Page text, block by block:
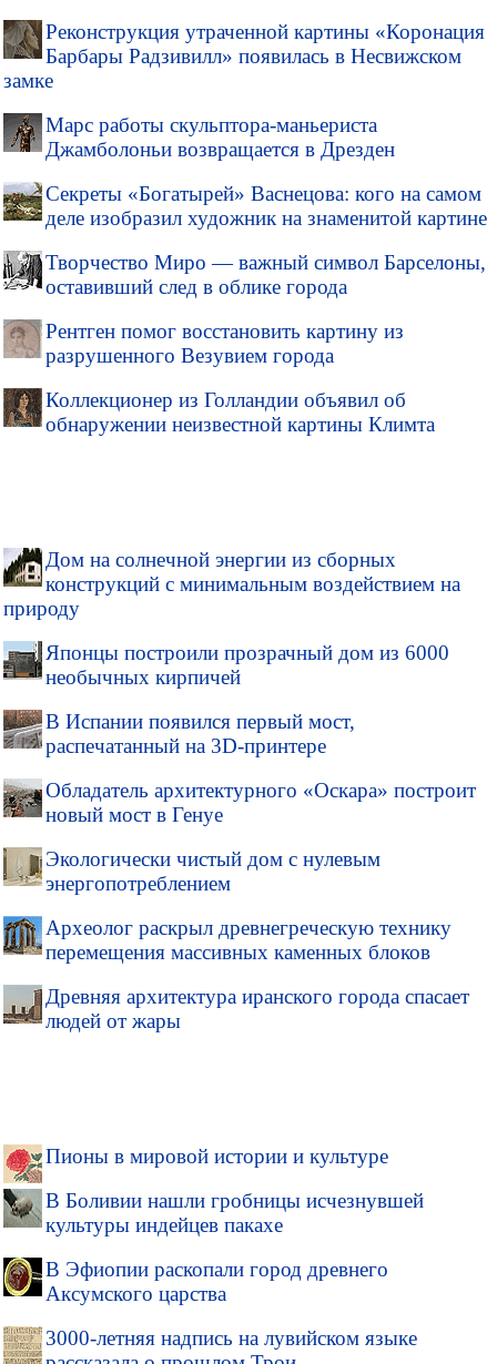
Реконструкция утраченной картины «Коронация
Барбары Радзивилл» появилась в Несвижском
замке
Марс работы скульптора-маньериста
Джамболоньи возвращается в Дрезден
Секреты «Богатырей» Васнецова: кого на самом
деле изобразил художник на знаменитой картине
Творчество Миро — важный символ Барселоны,
оставивший след в облике города
Рентген помог восстановить картину из
разрушенного Везувием города
Коллекционер из Голландии объявил об
обнаружении неизвестной картины Климта
Дом на солнечной энергии из сборных
конструкций с минимальным воздействием на
природу
Японцы построили прозрачный дом из 6000
необычных кирпичей
В Испании появился первый мост,
распечатанный на 3D-принтере
Обладатель архитектурного «Оскара» построит
новый мост в Генуе
Экологически чистый дом с нулевым
энергопотреблением
Археолог раскрыл древнегреческую технику
перемещения массивных каменных блоков
Древняя архитектура иранского города спасает
людей от жары
Пионы в мировой истории и культуре
В Боливии нашли гробницы исчезнувшей
культуры индейцев пакахе
В Эфиопии раскопали город древнего
Аксумского царства
3000-летняя надпись на лувийском языке